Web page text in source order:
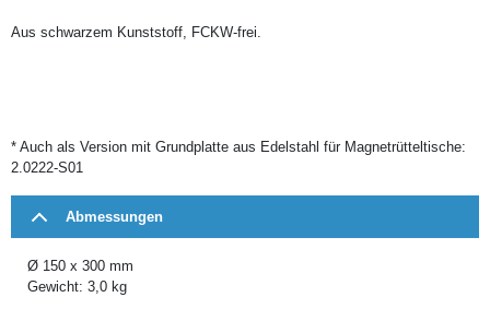
Aus schwarzem Kunststoff, FCKW-frei.
* Auch als Version mit Grundplatte aus Edelstahl für Magnetrütteltische:
2.0222-S01
Abmessungen
Ø 150 x 300 mm
Gewicht: 3,0 kg